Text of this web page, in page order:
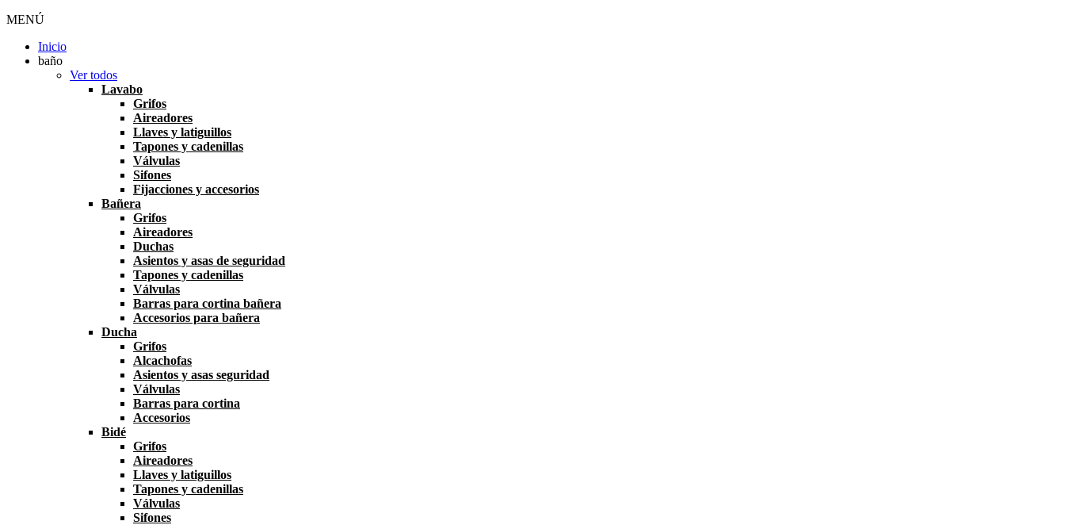
MENÚ
Inicio
baño
Ver todos
Lavabo
Grifos
Aireadores
Llaves y latiguillos
Tapones y cadenillas
Válvulas
Sifones
Fijacciones y accesorios
Bañera
Grifos
Aireadores
Duchas
Asientos y asas de seguridad
Tapones y cadenillas
Válvulas
Barras para cortina bañera
Accesorios para bañera
Ducha
Grifos
Alcachofas
Asientos y asas seguridad
Válvulas
Barras para cortina
Accesorios
Bidé
Grifos
Aireadores
Llaves y latiguillos
Tapones y cadenillas
Válvulas
Sifones